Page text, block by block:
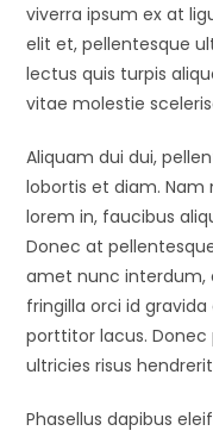
viverra ipsum ex at
elit et, pellentesque
lectus quis turpis
vitae molestie
Aliquam dui dui,
lobortis et diam. Nam
lorem in, faucibus
Donec at
amet nunc interdum,
fringilla orci id
porttitor lacus.
ultricies risus
Phasellus dapibus